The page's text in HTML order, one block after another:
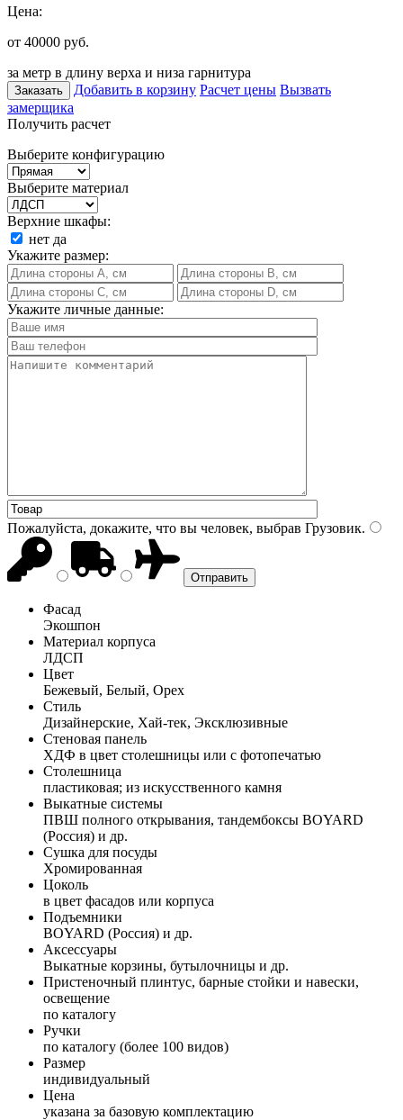
Цена:
от 40000 руб.
за метр в длину верха и низа гарнитура
Заказать Добавить в корзину Расчет цены Вызвать
замерщика
Получить расчет
Выберите конфигурацию
Выберите материал
Верхние шкафы:
нет да
Укажите размер:
Укажите личные данные:
Пожалуйста, докажите, что вы человек, выбрав Грузовик.
Фасад
Экошпон
Материал корпуса
ЛДСП
Цвет
Бежевый, Белый, Орех
Стиль
Дизайнерские, Хай-тек, Эксклюзивные
Стеновая панель
ХДФ в цвет столешницы или с фотопечатью
Столешница
пластиковая; из искусственного камня
Выкатные системы
ПВШ полного открывания, тандембоксы BOYARD
(Россия) и др.
Сушка для посуды
Хромированная
Цоколь
в цвет фасадов или корпуса
Подъемники
BOYARD (Россия) и др.
Аксессуары
Выкатные корзины, бутылочницы и др.
Пристеночный плинтус, барные стойки и навески,
освещение
по каталогу
Ручки
по каталогу (более 100 видов)
Размер
индивидуальный
Цена
указана за базовую комплектацию